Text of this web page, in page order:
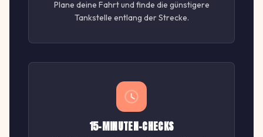
Plane deine Fahrt und finde die günstigere
Tankstelle entlang der Strecke.
15-MINUTEN-CHECKS